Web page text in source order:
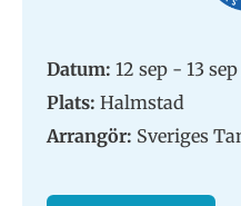
Datum: 12 sep - 13
Plats: Halmstad
Arrangör: Sveriges